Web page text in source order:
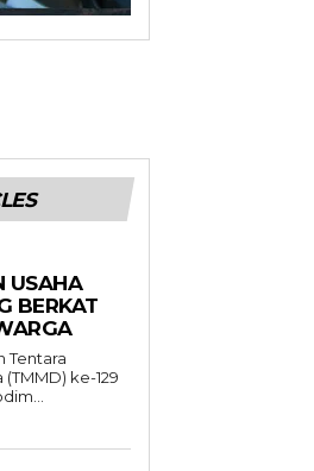
USAHA
BERKAT
Tentara
ke-129